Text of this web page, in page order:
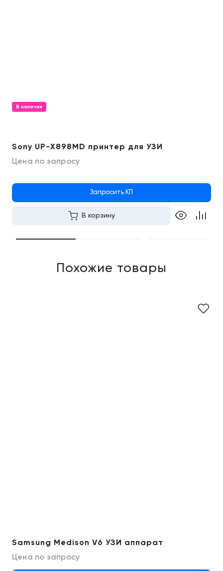
В наличии
Sony UP-X898MD принтер для УЗИ
Цена по запросу
Запросить КП
В корзину
Похожие товары
Samsung Medison V6 УЗИ аппарат
Цена по запросу